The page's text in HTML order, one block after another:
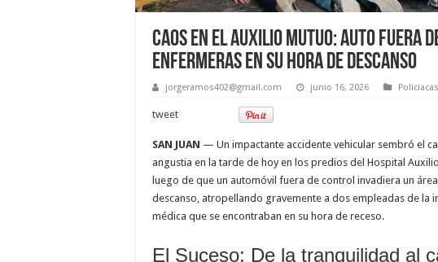
Caos en el auxilio mutuo: auto fuera
enfermeras en su hora de descanso
jorgeramos402@gmail.com junio 16, 2026 Policiacas
tweet
SAN JUAN — Un impactante accidente vehicular sembró el
angustia en la tarde de hoy en los predios del Hospital
luego de que un automóvil fuera de control invadiera un
descanso, atropellando gravemente a dos empleadas de la
médica que se encontraban en su hora de receso.
El Suceso: De la tranquilidad al